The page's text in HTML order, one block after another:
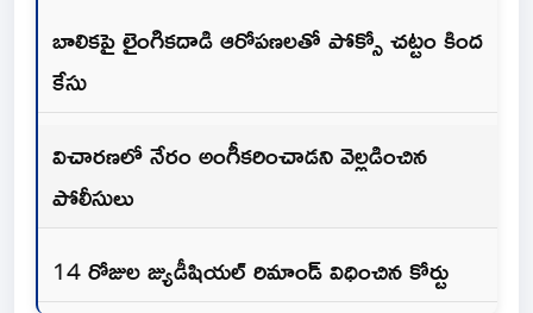
బాలికపై లైంగికదాడి ఆరోపణలతో పోక్సో చట్టం కింద
కేసు
విచారణలో నేరం అంగీకరించాడని వెల్లడించిన
పోలీసులు
14 రోజుల జ్యుడీషియల్ రిమాండ్ విధించిన కోర్టు